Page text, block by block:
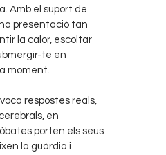
Amb el suport de
presentació tan
la calor, escoltar
te en
moment.
respostes reals,
en
porten els seus
la guàrdia i